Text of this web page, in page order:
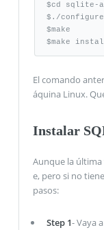
$cd sqlite-
$./
$make
$make
El comando
áquina Linux.
Instalar
Aunque la última
e, pero si no
pasos:
Step 1- Vaya